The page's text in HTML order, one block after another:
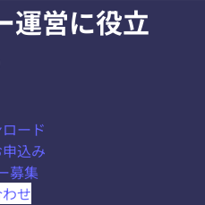
運営に役立
ード
込み
募集
せ